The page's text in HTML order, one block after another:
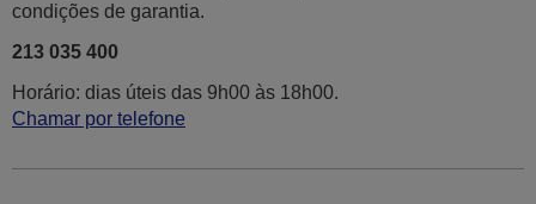
condições de garantia.
213 035 400
Horário: dias úteis das 9h00 às 18h00.
Chamar por telefone